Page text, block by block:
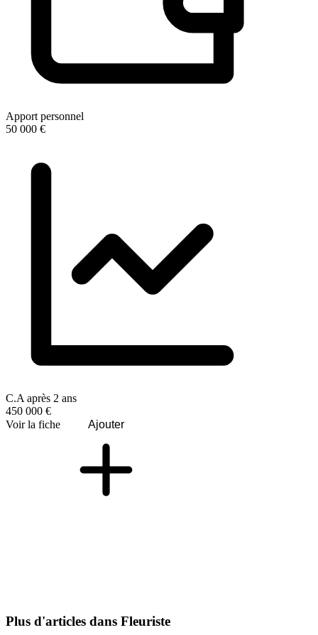
Apport personnel
50 000 €
C.A après 2 ans
450 000 €
Voir la fiche
Ajouter
Plus d'articles dans Fleuriste